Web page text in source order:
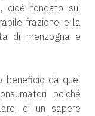
cioè fondato sul
frazione, e la
di menzogna e
beneficio da quel
poiché
di un sapere